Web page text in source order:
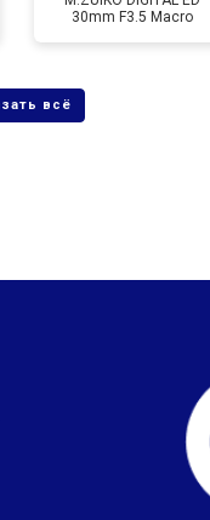
30mm F3.5 Macro